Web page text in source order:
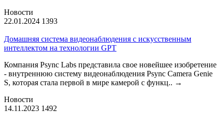
Новости
22.01.2024 1393
Домашняя система видеонаблюдения с искусственным
интеллектом на технологии GPT
Компания Psync Labs представила свое новейшее изобретение
- внутреннюю систему видеонаблюдения Psync Camera Genie
S, которая стала первой в мире камерой с функц.. →
Новости
14.11.2023 1492